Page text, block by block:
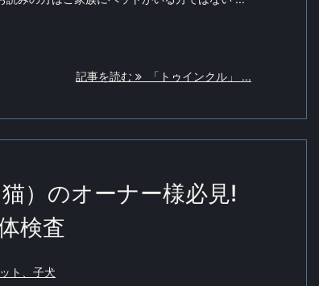
記事を読む 「トゥインクル」 ...
）のオーナー様必見!
検査
ト、子犬